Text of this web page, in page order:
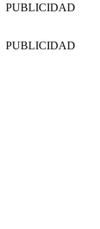
PUBLICIDAD
PUBLICIDAD